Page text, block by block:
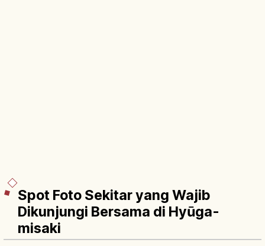
Spot Foto Sekitar yang Wajib
Dikunjungi Bersama di Hyūga-
misaki